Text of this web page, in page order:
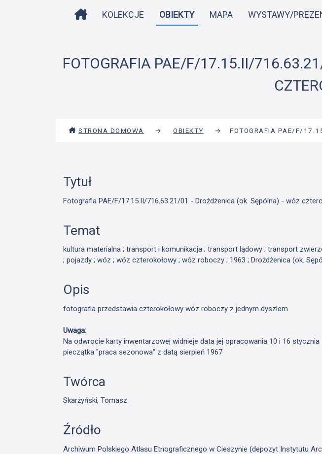
STRONA DOMOWA
KOLEKCJE OBIEKTY MAPA WYSTAWY/
FOTOGRAFIA PAE/F/17.15.II/
STRONA DOMOWA → OBIEKTY → FOTOGRAFIA PAE/F/
Tytuł
Fotografia PAE/F/17.15.II/716.63.21/01 - Drożdżenica (ok. Sępólna) - wóz
Temat
kultura materialna ; transport i komunikacja ; transport lądowy ; transport
; pojazdy ; wóz ; wóz czterokołowy ; wóz roboczy ; 1963 ; Drożdżenica (ok.
Opis
fotografia przedstawia czterokołowy wóz roboczy z jednym dyszlem
Uwaga:
Na odwrocie karty inwentarzowej widnieje data jej opracowania 10 i 16 stycznia
pieczątka "praca sezonowa" z datą sierpień 1967
Twórca
Skarżyński, Tomasz
Źródło
Archiwum Polskiego Atlasu Etnograficznego w Cieszynie (depozyt Instytutu